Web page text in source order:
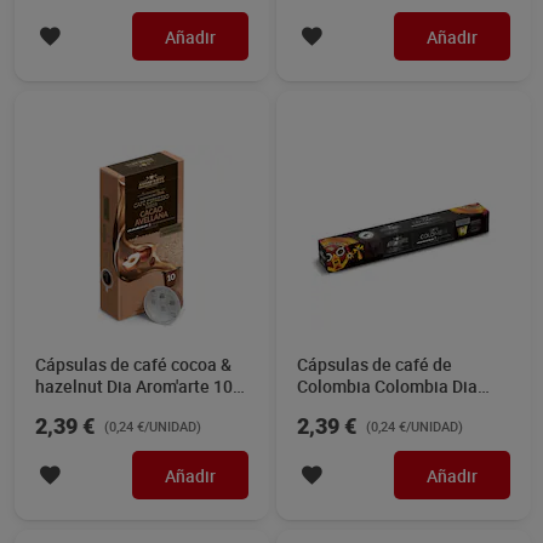
Añadir Añadir
Cápsulas de café cocoa &
hazelnut Dia Arom'arte 10
2,39 € (0,24 €/UNIDAD)
Añadir
Cápsulas de café de
Colombia Colombia Dia
2,39 € (0,24 €/UNIDAD)
Añadir